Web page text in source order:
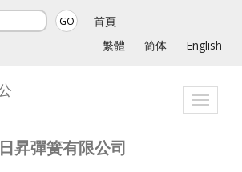
GO
首頁
繁體
简体 English
Toggle
日昇彈簧有限公司